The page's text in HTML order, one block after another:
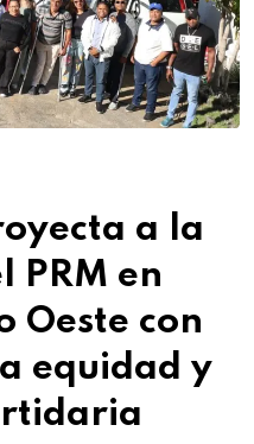
a la
PRM en
Oeste con
equidad y